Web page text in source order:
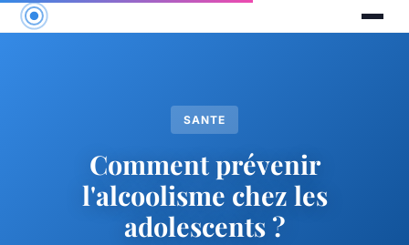
SANTE
Comment prévenir
l'alcoolisme chez les
adolescents ?